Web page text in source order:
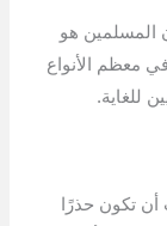
المسلمين هو
معظم الأنواع
للغاية.
تكون حذرًا